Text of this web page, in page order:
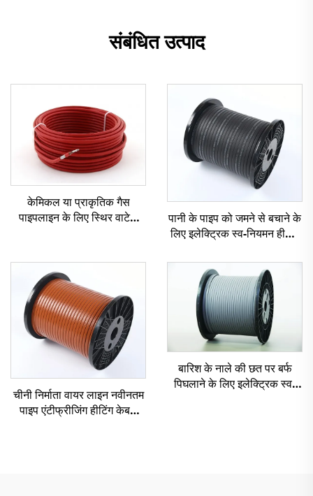
संबंधित उत्पाद
केमिकल या प्राकृतिक गैस
पाइपलाइन के लिए स्थिर वाटेज
पानी के पाइप को जमने से बचाने के
लिए इलेक्ट्रिक स्व-नियमन हीटिंग
चीनी निर्माता वायर लाइन नवीनतम
पाइप एंटीफ्रीजिंग हीटिंग केबल
बारिश के नाले की छत पर बर्फ
पिघलाने के लिए इलेक्ट्रिक स्व-